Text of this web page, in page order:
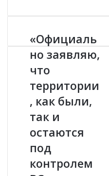
«
О
ф
и
и
л
ь
о
з
я
«Официаль
но заявляю,
что
территории
, как были,
так и
остаются
под
контролем